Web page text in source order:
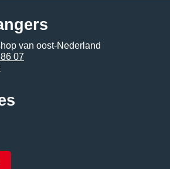
van oost-Nederland
07